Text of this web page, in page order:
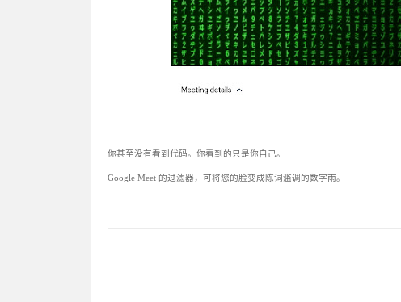
你甚至没有看到代码。你看到的只是你自己。
Google Meet 的过滤器，可将您的脸变成陈词滥调的数字雨。